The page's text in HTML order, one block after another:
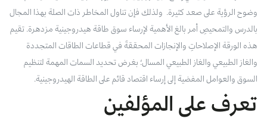
وضوح الرؤية على صعد كثيرة. ولذلك فإن تناول المخاطر ذات الصلة بهذا المجال
بالدرس والتمحيصِ أمر بالغ الأهمية لإرساء سوق طاقة هيدروجينية مزدهرة. تقيم
هذه الورقة الإصلاحاتِ والإنجازات المحققةَ في قطاعات الطاقات المتجددة
والغاز الطبيعي والغاز الطبيعي المسال؛ بغرض تحديد السمات المهمة لتنظيم
السوق والعوامل المفضية إلى إرساء اقتصاد قائم على الطاقة الهيدروجينية.
تعرف على المؤلفين